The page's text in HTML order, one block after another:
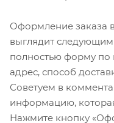
Оформление заказа
выглядит
полностью форму по
адрес, способ
Советуем в
информацию,
Нажмите кнопку